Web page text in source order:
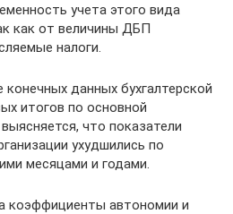
учета этого вида
как от величины ДБП
налоги.
данных бухгалтерской
итогов по основной
что показатели
ухудшились по
месяцами и годами.
коэффициенты автономии и